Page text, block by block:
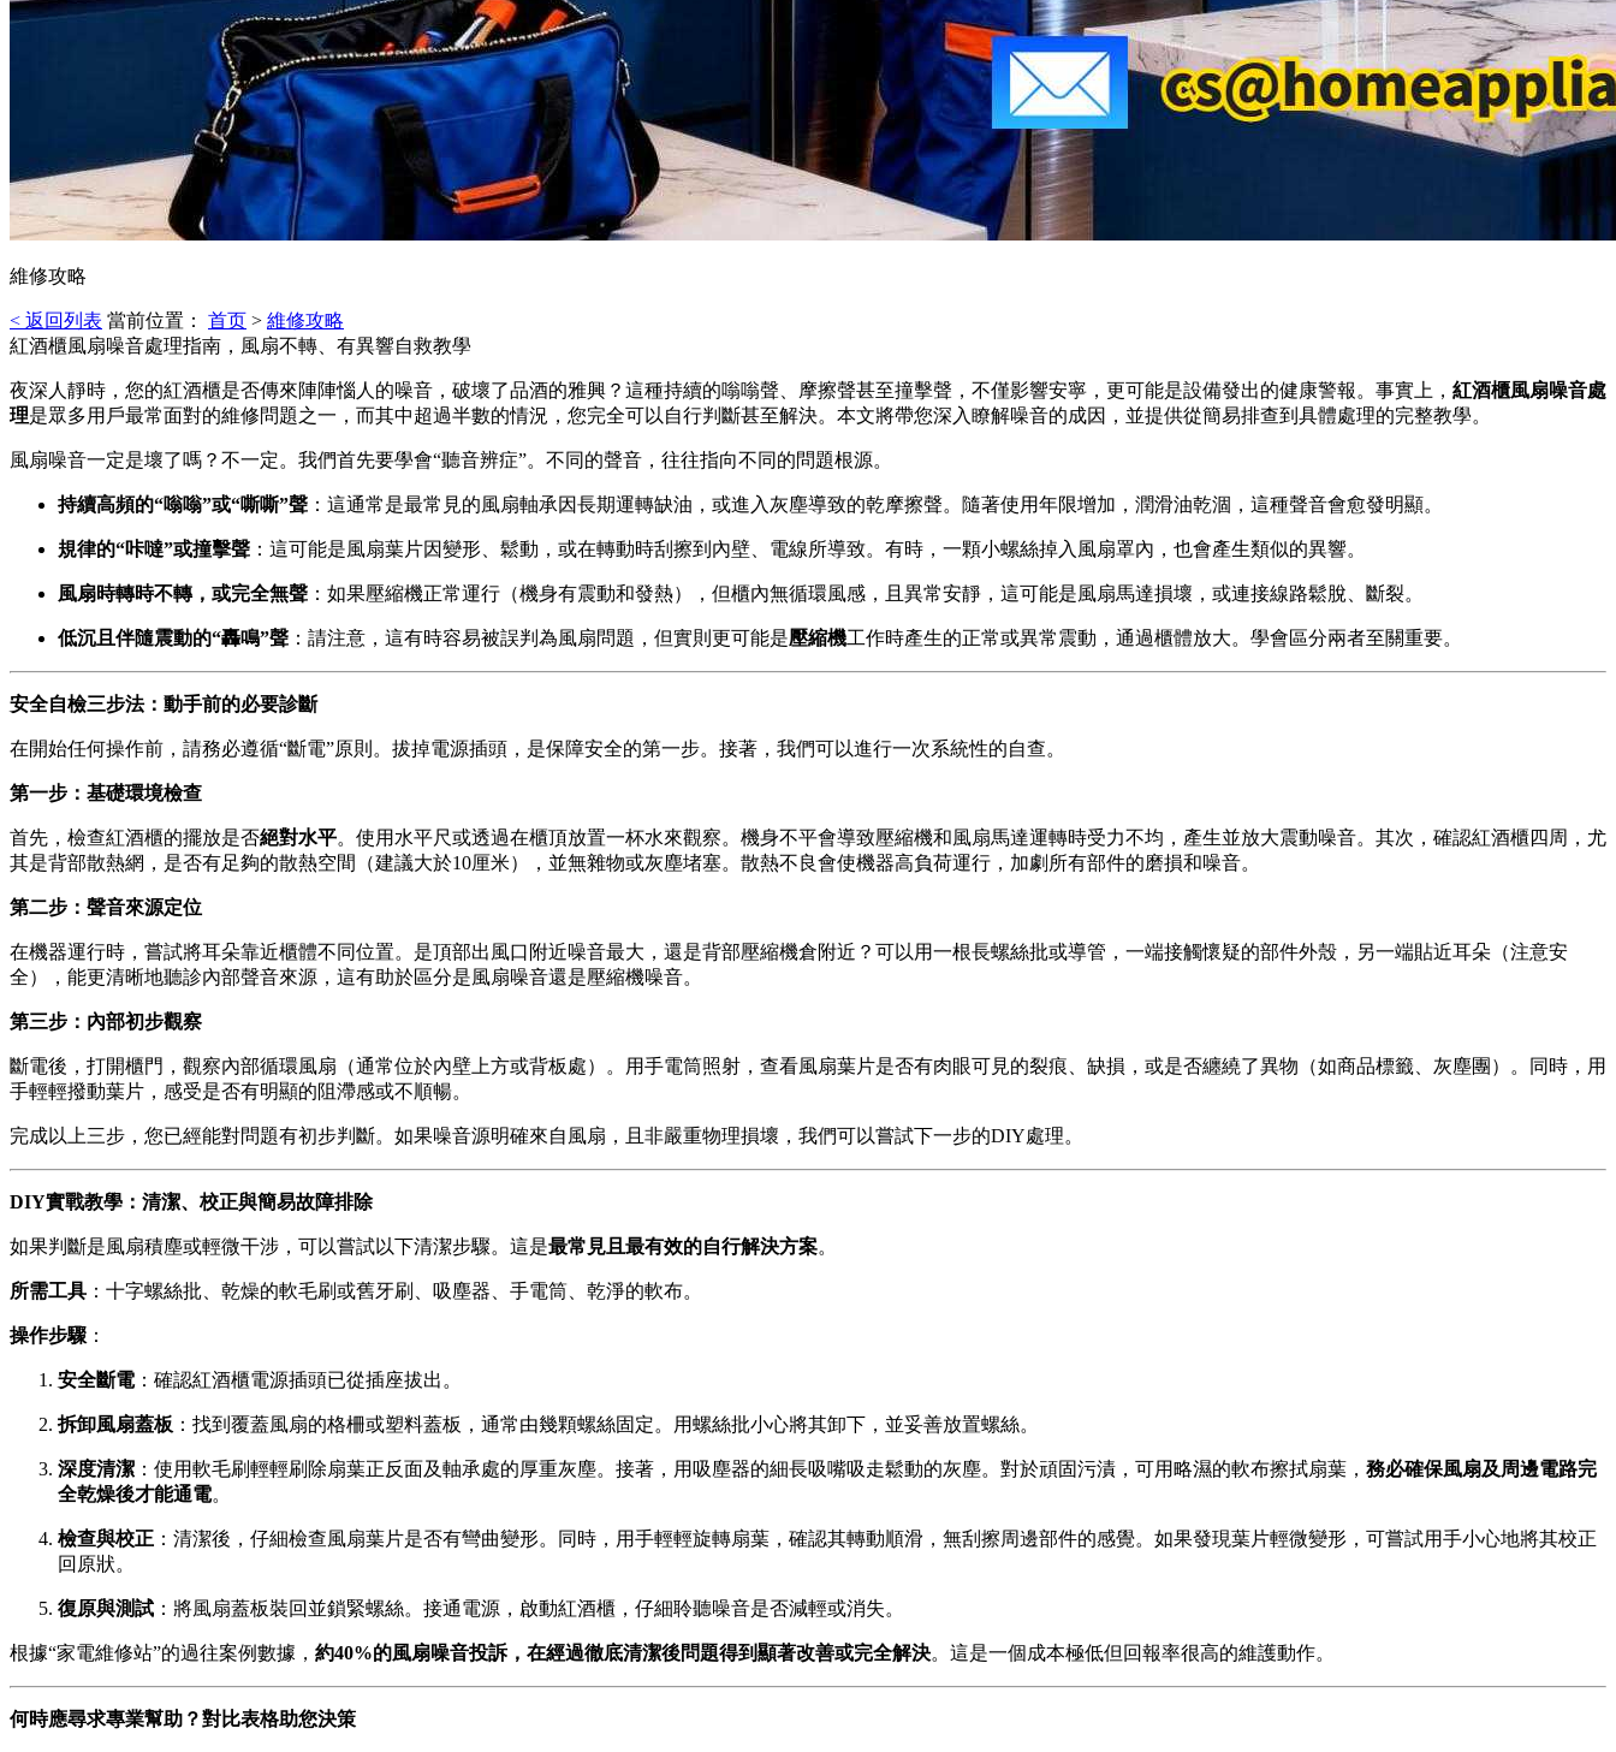
維修攻略
< 返回列表 當前位置： 首页 > 維修攻略
紅酒櫃風扇噪音處理指南，風扇不轉、有異響自救教學
夜深人靜時，您的紅酒櫃是否傳來陣陣惱人的噪音，破壞了品酒的雅興？這種持續的嗡嗡聲、摩擦聲甚至撞擊聲，不僅影響安寧，更可能是設備發出的健康警報。事實上， 紅酒櫃風扇噪音處
理是眾多用戶最常面對的維修問題之一，而其中超過半數的情況，您完全可以自行判斷甚至解決。本文將帶您深入瞭解噪音的成因，並提供從簡易排查到具體處理的完整教學。
風扇噪音一定是壞了嗎？不一定。我們首先要學會“聽音辨症”。不同的聲音，往往指向不同的問題根源。
持續高頻的“嗡嗡”或“嘶嘶”聲 ：這通常是最常見的風扇軸承因長期運轉缺油，或進入灰塵導致的乾摩擦聲。隨著使用年限增加，潤滑油乾涸，這種聲音會愈發明顯。
規律的“咔噠”或撞擊聲 ：這可能是風扇葉片因變形、鬆動，或在轉動時刮擦到內壁、電線所導致。有時，一顆小螺絲掉入風扇罩內，也會產生類似的異響。
風扇時轉時不轉，或完全無聲 ：如果壓縮機正常運行（機身有震動和發熱），但櫃內無循環風感，且異常安靜，這可能是風扇馬達損壞，或連接線路鬆脫、斷裂。
低沉且伴隨震動的“轟鳴”聲 ：請注意，這有時容易被誤判為風扇問題，但實則更可能是壓縮機工作時產生的正常或異常震動，通過櫃體放大。學會區分兩者至關重要。
安全自檢三步法：動手前的必要診斷
在開始任何操作前，請務必遵循“斷電”原則。拔掉電源插頭，是保障安全的第一步。接著，我們可以進行一次系統性的自查。
第一步：基礎環境檢查
首先，檢查紅酒櫃的擺放是否絕對水平。使用水平尺或透過在櫃頂放置一杯水來觀察。機身不平會導致壓縮機和風扇馬達運轉時受力不均，產生並放大震動噪音。其次，確認紅酒櫃四周，尤
其是背部散熱網，是否有足夠的散熱空間（建議大於10厘米），並無雜物或灰塵堵塞。散熱不良會使機器高負荷運行，加劇所有部件的磨損和噪音。
第二步：聲音來源定位
在機器運行時，嘗試將耳朵靠近櫃體不同位置。是頂部出風口附近噪音最大，還是背部壓縮機倉附近？可以用一根長螺絲批或導管，一端接觸懷疑的部件外殼，另一端貼近耳朵（注意安
全），能更清晰地聽診內部聲音來源，這有助於區分是風扇噪音還是壓縮機噪音。
第三步：內部初步觀察
斷電後，打開櫃門，觀察內部循環風扇（通常位於內壁上方或背板處）。用手電筒照射，查看風扇葉片是否有肉眼可見的裂痕、缺損，或是否纏繞了異物（如商品標籤、灰塵團）。同時，用
手輕輕撥動葉片，感受是否有明顯的阻滯感或不順暢。
完成以上三步，您已經能對問題有初步判斷。如果噪音源明確來自風扇，且非嚴重物理損壞，我們可以嘗試下一步的DIY處理。
DIY實戰教學：清潔、校正與簡易故障排除
如果判斷是風扇積塵或輕微干涉，可以嘗試以下清潔步驟。這是最常見且最有效的自行解決方案。
所需工具 ：十字螺絲批、乾燥的軟毛刷或舊牙刷、吸塵器、手電筒、乾淨的軟布。
操作步驟 ：
安全斷電：確認紅酒櫃電源插頭已從插座拔出。
拆卸風扇蓋板 ：找到覆蓋風扇的格柵或塑料蓋板，通常由幾顆螺絲固定。用螺絲批小心將其卸下，並妥善放置螺絲。
深度清潔 ：使用軟毛刷輕輕刷除扇葉正反面及軸承處的厚重灰塵。接著，用吸塵器的細長吸嘴吸走鬆動的灰塵。對於頑固污漬，可用略濕的軟布擦拭扇葉， 務必確保風扇及周邊電路完
全乾燥後才能通電。
檢查與校正 ：清潔後，仔細檢查風扇葉片是否有彎曲變形。同時，用手輕輕旋轉扇葉，確認其轉動順滑，無刮擦周邊部件的感覺。如果發現葉片輕微變形，可嘗試用手小心地將其校正
回原狀。
復原與測試 ：將風扇蓋板裝回並鎖緊螺絲。接通電源，啟動紅酒櫃，仔細聆聽噪音是否減輕或消失。
根據“家電維修站”的過往案例數據， 約40%的風扇噪音投訴，在經過徹底清潔後問題得到顯著改善或完全解決。這是一個成本極低但回報率很高的維護動作。
何時應尋求專業幫助？對比表格助您決策